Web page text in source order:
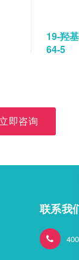
19-羟
64-5
立即咨询
联系我